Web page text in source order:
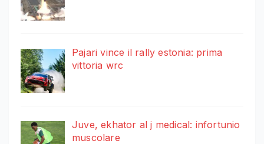
Pajari vince il rally estonia: prima
vittoria wrc
Juve, ekhator al j medical: infortunio
muscolare